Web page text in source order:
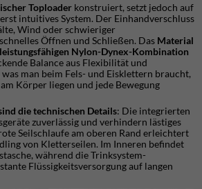
Toploader konstruiert, setzt jedoch auf
intuitives System. Der Einhandverschluss
Wind oder schwieriger
Öffnen und Schließen. Das Material
Nylon-Dynex-Kombination
Balance aus Flexibilität und
was man beim Fels- und Eisklettern braucht,
Körper liegen und jede Bewegung
die technischen Details: Die integrierten
zuverlässig und verhindern lästiges
Seilschlaufe am oberen Rand erleichtert
von Kletterseilen. Im Inneren befindet
während die Trinksystem-
Flüssigkeitsversorgung auf langen